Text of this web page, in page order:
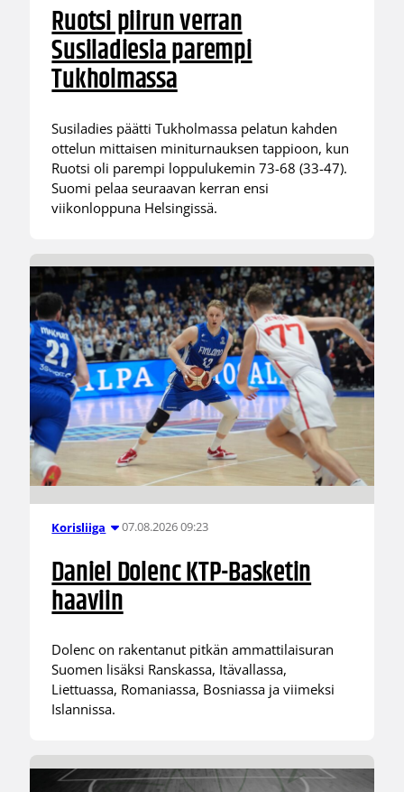
Ruotsi piirun verran
Susiladiesia parempi
Tukholmassa
Susiladies päätti Tukholmassa pelatun kahden
ottelun mittaisen miniturnauksen tappioon, kun
Ruotsi oli parempi loppulukemin 73-68 (33-47).
Suomi pelaa seuraavan kerran ensi
viikonloppuna Helsingissä.
Korisliiga 07.08.2026 09:23
Daniel Dolenc KTP-Basketin
haaviin
Dolenc on rakentanut pitkän ammattilaisuran
Suomen lisäksi Ranskassa, Itävallassa,
Liettuassa, Romaniassa, Bosniassa ja viimeksi
Islannissa.